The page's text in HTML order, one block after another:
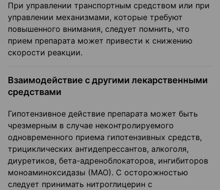
При управлении транспортным средством или при
управлении механизмами, которые требуют
повышенного внимания, следует помнить, что
прием препарата может привести к снижению
скорости реакции.
Взаимодействие с другими лекарственными
средствами
Гипотензивное действие препарата может быть
чрезмерным в случае неконтролируемого
одновременного приема гипотензивных средств,
трициклических антидепрессантов, алкоголя,
диуретиков, бета-адреноблокаторов, ингибиторов
моноаминоксидазы (МАО). С осторожностью
следует принимать нитроглицерин с